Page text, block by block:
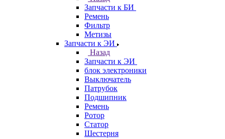
Запчасти к БИ
Ремень
Фильтр
Метизы
Запчасти к ЭИ
Назад
Запчасти к ЭИ
блок электроники
Выключатель
Патрубок
Подшипник
Ремень
Ротор
Статор
Шестерня